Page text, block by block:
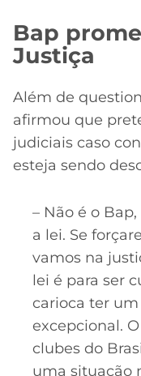
Bap
Justiça
Além de
afirmou que
judiciais caso
esteja sendo
– Não é o
a lei. Se
vamos na
lei é para ser
carioca ter um
excepcional.
clubes do
uma situação